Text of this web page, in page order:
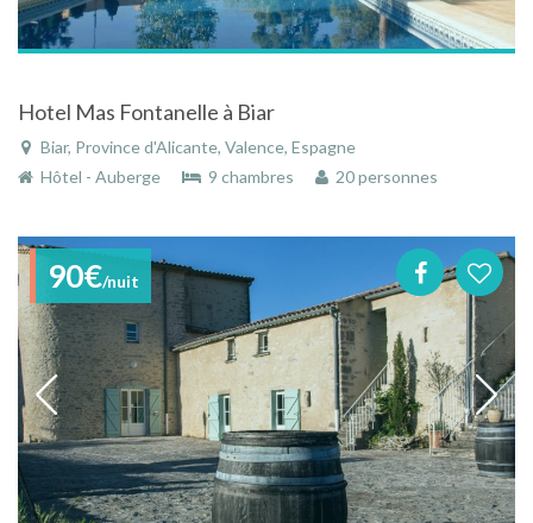
Hotel Mas Fontanelle à Biar
Biar, Province d'Alicante, Valence, Espagne
Hôtel - Auberge
9 chambres 20 personnes
90€/nuit